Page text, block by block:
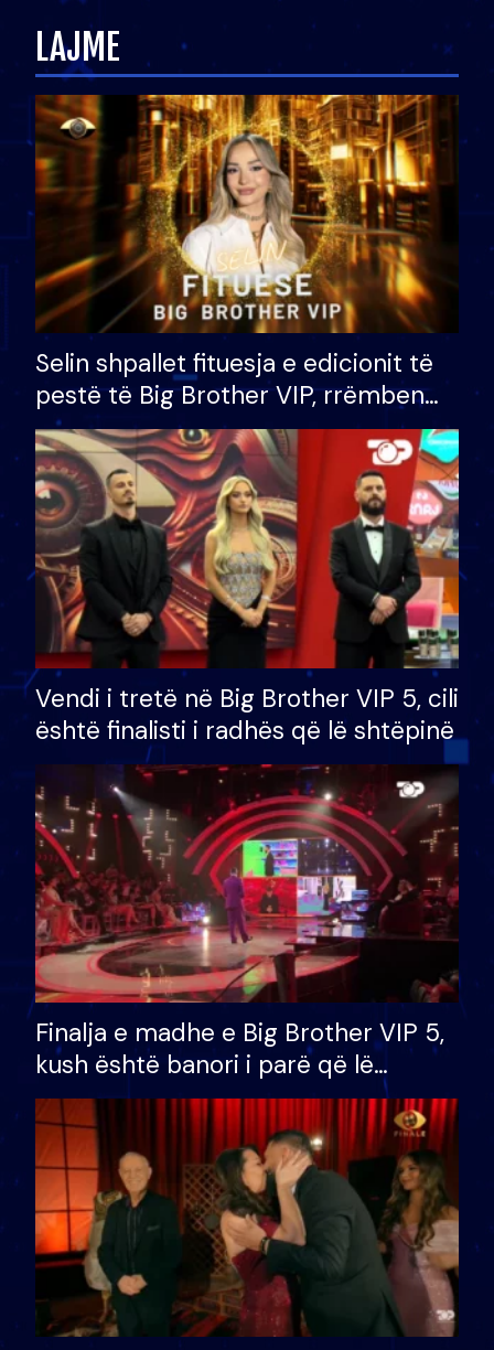
LAJME
Selin shpallet fituesja e edicionit të
pestë të Big Brother VIP, rrëmben
çmimin e madh prej 100 mijë eurosh
Vendi i tretë në Big Brother VIP 5, cili
është finalisti i radhës që lë shtëpinë
Finalja e madhe e Big Brother VIP 5,
kush është banori i parë që lë
shtëpinë dhe humb mundësinë për
të fituar çmimin e madh